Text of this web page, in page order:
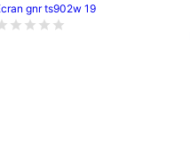
gnr ts902w 19